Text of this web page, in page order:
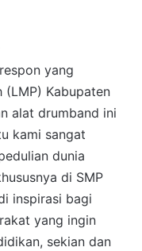
yang
(LMP) Kabupaten
alat drumband ini
kami sangat
dunia
di SMP
inspirasi bagi
yang ingin
sekian dan